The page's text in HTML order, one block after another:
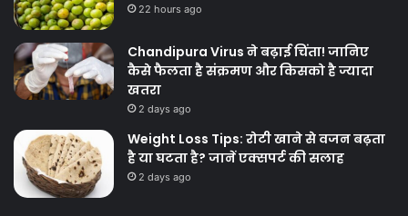
22 hours ago
Chandipura Virus ने बढ़ाई चिंता! जानिए
कैसे फैलता है संक्रमण और किसको है ज्यादा
खतरा
2 days ago
Weight Loss Tips: रोटी खाने से वजन बढ़ता
है या घटता है? जानें एक्सपर्ट की सलाह
2 days ago